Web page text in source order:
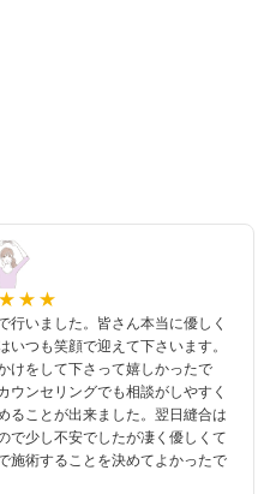
行いました。皆さん本当に優しく
つも笑顔で迎えて下さいます。
けをして下さって嬉しかったで
ウンセリングでも相談がしやすく
ることが出来ました。翌日縫合は
で少し不安でしたが凄く優しくて
施術することを決めてよかったで